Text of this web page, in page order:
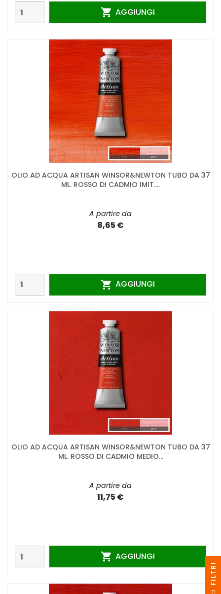
 AGGIUNGI
OLIO AD ACQUA ARTISAN WINSOR&NEWTON TUBO DA 37
ML. ROSSO DI CADMIO IMIT....
A partire da
8,65 €
 AGGIUNGI
OLIO AD ACQUA ARTISAN WINSOR&NEWTON TUBO DA 37
ML. ROSSO DI CADMIO MEDIO...
A partire da
11,75 €
 AGGIUNGI
I